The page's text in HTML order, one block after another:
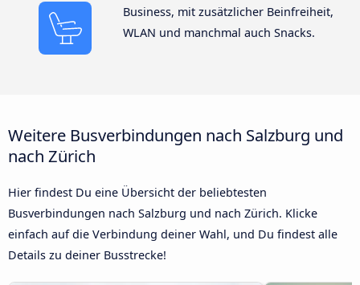
Business, mit zusätzlicher Beinfreiheit,
WLAN und manchmal auch Snacks.
Weitere Busverbindungen nach Salzburg und
nach Zürich
Hier findest Du eine Übersicht der beliebtesten
Busverbindungen nach Salzburg und nach Zürich. Klicke
einfach auf die Verbindung deiner Wahl, und Du findest alle
Details zu deiner Busstrecke!